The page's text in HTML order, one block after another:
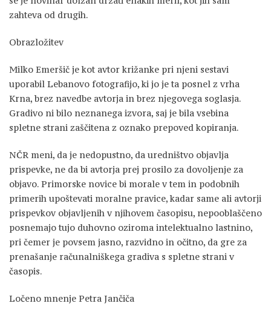
zahteva od drugih.
Obrazložitev
Milko Emeršič je kot avtor križanke pri njeni sestavi
uporabil Lebanovo fotografijo, ki jo je ta posnel z vrha
Krna, brez navedbe avtorja in brez njegovega soglasja.
Gradivo ni bilo neznanega izvora, saj je bila vsebina
spletne strani zaščitena z oznako prepoved kopiranja.
NČR meni, da je nedopustno, da uredništvo objavlja
prispevke, ne da bi avtorja prej prosilo za dovoljenje za
objavo. Primorske novice bi morale v tem in podobnih
primerih upoštevati moralne pravice, kadar same ali avtorji
prispevkov objavljenih v njihovem časopisu, nepooblaščeno
posnemajo tujo duhovno oziroma intelektualno lastnino,
pri čemer je povsem jasno, razvidno in očitno, da gre za
prenašanje računalniškega gradiva s spletne strani v
časopis.
Ločeno mnenje Petra Jančiča